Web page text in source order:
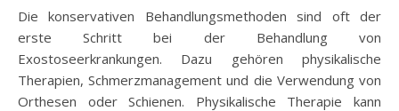
Die konservativen Behandlungsmethoden sind oft der
erste Schritt bei der Behandlung von
Exostoseerkrankungen. Dazu gehören physikalische
Therapien, Schmerzmanagement und die Verwendung von
Orthesen oder Schienen. Physikalische Therapie kann